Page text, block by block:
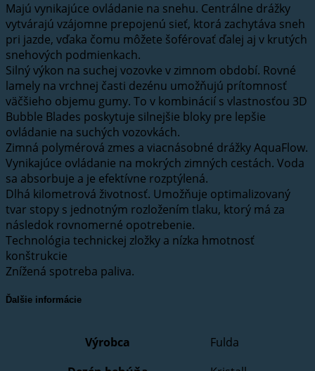
Majú vynikajúce ovládanie na snehu. Centrálne drážky
vytvárajú vzájomne prepojenú sieť, ktorá zachytáva sneh
pri jazde, vďaka čomu môžete šoférovať ďalej aj v krutých
snehových podmienkach.
Silný výkon na suchej vozovke v zimnom období. Rovné
lamely na vrchnej časti dezénu umožňujú prítomnosť
väčšieho objemu gumy. To v kombinácií s vlastnosťou 3D
Bubble Blades poskytuje silnejšie bloky pre lepšie
ovládanie na suchých vozovkách.
Zimná polymérová zmes a viacnásobné drážky AquaFlow.
Vynikajúce ovládanie na mokrých zimných cestách. Voda
sa absorbuje a je efektívne rozptýlená.
Dlhá kilometrová životnosť. Umožňuje optimalizovaný
tvar stopy s jednotným rozložením tlaku, ktorý má za
následok rovnomerné opotrebenie.
Technológia technickej zložky a nízka hmotnosť
konštrukcie
Znížená spotreba paliva.
Ďalšie informácie
Výrobca
Fulda